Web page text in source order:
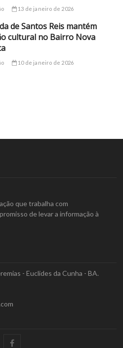
13 de janeiro de 2026
de Santos Reis mantém
cultural no Bairro Nova
10 de janeiro de 2026
que trabalha com
de levar a informação à
- Euclides da Cunha - BA.
facebook